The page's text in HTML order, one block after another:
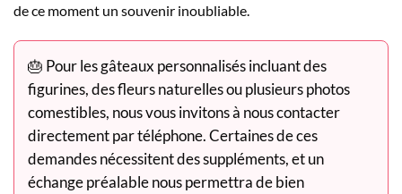
de ce moment un souvenir inoubliable.
🎂 Pour les gâteaux personnalisés incluant des
figurines, des fleurs naturelles ou plusieurs photos
comestibles, nous vous invitons à nous contacter
directement par téléphone. Certaines de ces
demandes nécessitent des suppléments, et un
échange préalable nous permettra de bien